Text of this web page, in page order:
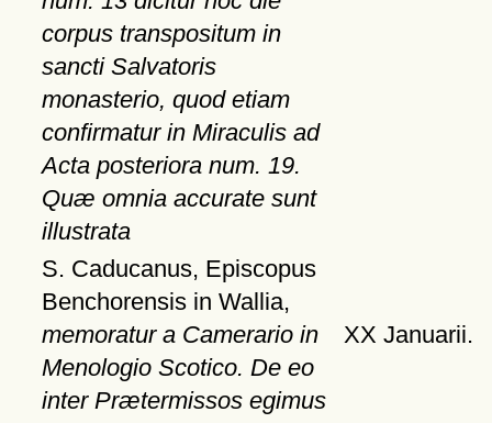
corpus transpositum in
sancti Salvatoris
monasterio, quod etiam
confirmatur in Miraculis ad
Acta posteriora num. 19.
Quæ omnia accurate sunt
illustrata
S. Caducanus, Episcopus
Benchorensis in Wallia,
memoratur a Camerario in
Menologio Scotico. De eo
inter Prætermissos egimus
XX Januarii.